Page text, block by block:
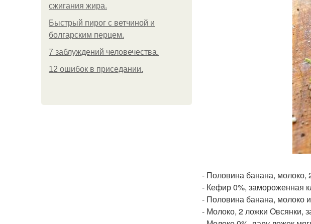
сжигания жира.
Быстрый пирог с ветчиной и
болгарским перцем.
7 заблуждений человечества.
12 ошибок в приседании.
- Половина банана, молоко,
- Кефир 0%, замороженная
- Половина банана, молоко
- Молоко, 2 ложки Овсянки,